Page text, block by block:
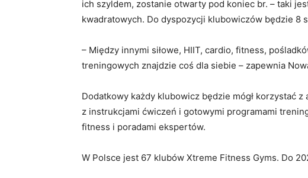
ich szyldem, zostanie otwarty pod koniec br. – taki
kwadratowych. Do dyspozycji klubowiczów będzie 8
– Między innymi siłowe, HIIT, cardio, fitness,
treningowych znajdzie coś dla siebie – zapewnia
Dodatkowy każdy klubowicz będzie mógł korzystać
z instrukcjami ćwiczeń i gotowymi programami
fitness i poradami ekspertów.
W Polsce jest 67 klubów Xtreme Fitness Gyms. Do